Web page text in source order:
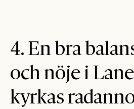
4. En bra
och nöje i
kyrkas